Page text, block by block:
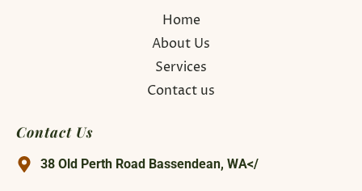
Home
About Us
Services
Contact us
Contact Us
38 Old Perth Road Bassendean, WA</